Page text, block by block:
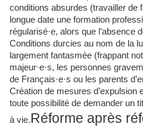
conditions absurdes (travailler de
longue date une formation
régularisé·e, alors que l’absence
Conditions durcies au nom de la
largement fantasmée (frappant
majeur·e·s, les personnes
de Français·e·s ou les parents
Création de mesures d’expulsion
toute possibilité de demander un
à vie.Réforme après